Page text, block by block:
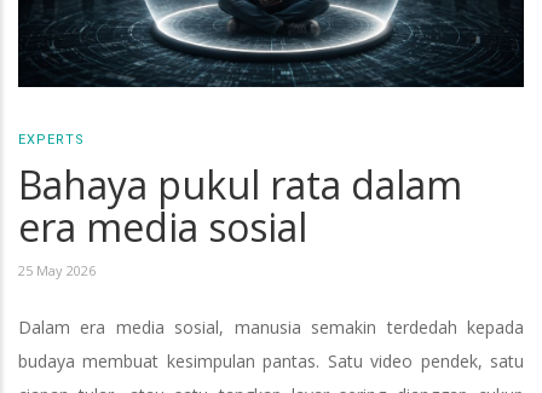
EXPERTS
Bahaya pukul rata dalam
era media sosial
25 May 2026
Dalam era media sosial, manusia semakin terdedah kepada
budaya membuat kesimpulan pantas. Satu video pendek, satu